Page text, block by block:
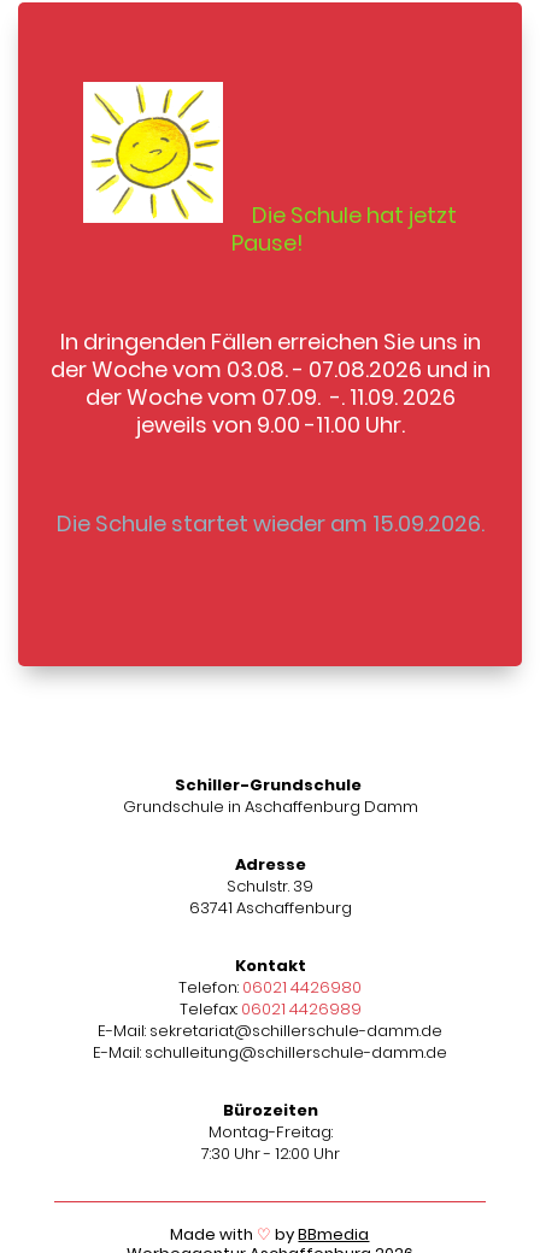
Die Schule hat jetzt
Pause!
In dringenden Fällen erreichen Sie uns in
der Woche vom 03.08. - 07.08.2026 und in
der Woche vom 07.09. -. 11.09. 2026
jeweils von 9.00 -11.00 Uhr.
Die Schule startet wieder am 15.09.2026.
Schiller-Grundschule
Grundschule in Aschaffenburg Damm
Adresse
Schulstr. 39
63741 Aschaffenburg
Kontakt
Telefon: 06021 4426980
Telefax: 06021 4426989
E-Mail: sekretariat@schillerschule-damm.de
E-Mail: schulleitung@schillerschule-damm.de
Bürozeiten
Montag-Freitag:
7:30 Uhr - 12:00 Uhr
Made with ♡ byBBmedia